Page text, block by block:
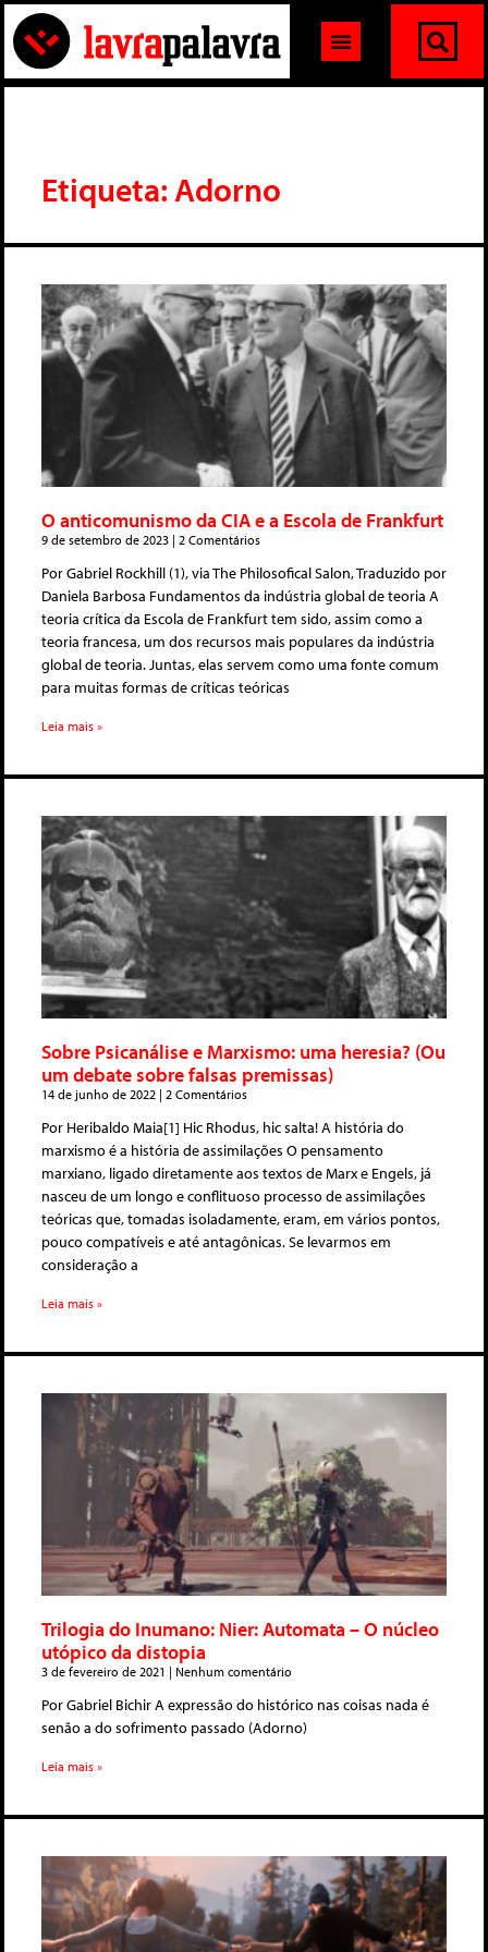
Etiqueta: Adorno
O anticomunismo da CIA e a Escola de Frankfurt
9 de setembro de 2023 2 Comentários
Por Gabriel Rockhill (1), via The Philosofical Salon, Traduzido por
Daniela Barbosa Fundamentos da indústria global de teoria A
teoria crítica da Escola de Frankfurt tem sido, assim como a
teoria francesa, um dos recursos mais populares da indústria
global de teoria. Juntas, elas servem como uma fonte comum
para muitas formas de críticas teóricas
Leia mais »
Sobre Psicanálise e Marxismo: uma heresia? (Ou
um debate sobre falsas premissas)
14 de junho de 2022 2 Comentários
Por Heribaldo Maia[1] Hic Rhodus, hic salta! A história do
marxismo é a história de assimilações O pensamento
marxiano, ligado diretamente aos textos de Marx e Engels, já
nasceu de um longo e conflituoso processo de assimilações
teóricas que, tomadas isoladamente, eram, em vários pontos,
pouco compatíveis e até antagônicas. Se levarmos em
consideração a
Leia mais »
Trilogia do Inumano: Nier: Automata – O núcleo
utópico da distopia
3 de fevereiro de 2021 Nenhum comentário
Por Gabriel Bichir A expressão do histórico nas coisas nada é
senão a do sofrimento passado (Adorno)
Leia mais »